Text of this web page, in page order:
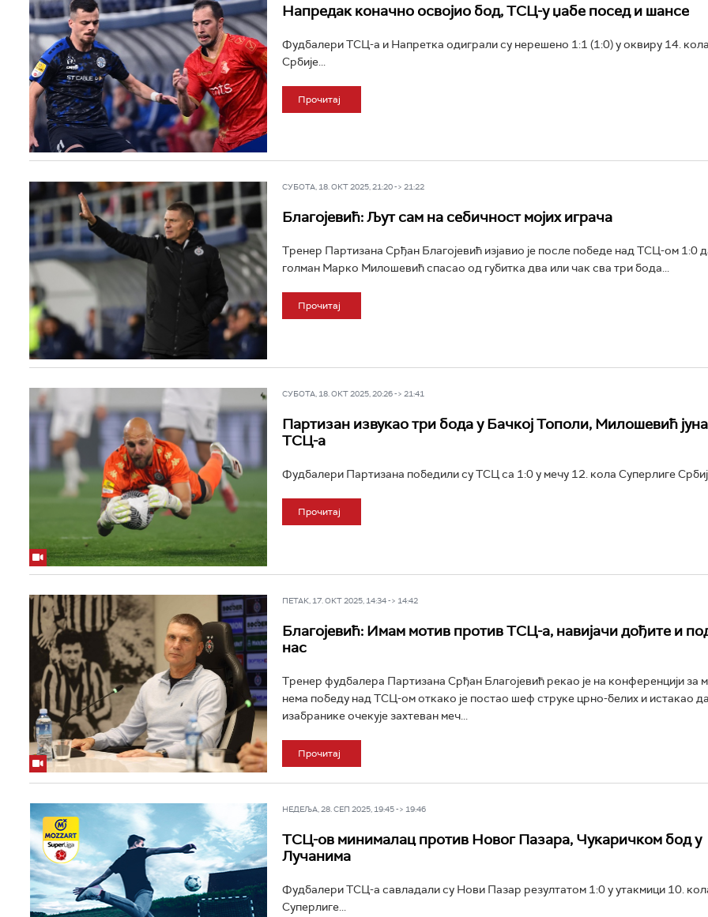
Напредак коначно освојио бод, ТСЦ-у џабе посед и шансе
Фудбалери ТСЦ-а и Напретка одиграли су нерешено 1:1 (1:0) у оквиру 14.
Србије...
Прочитај
СУБОТА, 18. ОКТ 2025, 21:20 -> 21:22
Благојевић: Љут сам на себичност мојих играча
Тренер Партизана Срђан Благојевић изјавио је после победе над ТСЦ-ом 1:0
голман Марко Милошевић спасао од губитка два или чак сва три бода...
Прочитај
СУБОТА, 18. ОКТ 2025, 20:26 -> 21:41
Партизан извукао три бода у Бачкој Тополи, Милошевић
ТСЦ-а
Фудбалери Партизана победили су ТСЦ са 1:0 у мечу 12. кола Суперлиге
Прочитај
ПЕТАК, 17. ОКТ 2025, 14:34 -> 14:42
Благојевић: Имам мотив против ТСЦ-а, навијачи дођите и
нас
Тренер фудбалера Партизана Срђан Благојевић рекао је на конференцији за
нема победу над ТСЦ-ом откако је постао шеф струке црно-белих и истакао
изабранике очекује захтеван меч...
Прочитај
НЕДЕЉА, 28. СЕП 2025, 19:45 -> 19:46
ТСЦ-ов минималац против Новог Пазара, Чукаричком бод у
Лучанима
Фудбалери ТСЦ-а савладали су Нови Пазар резултатом 1:0 у утакмици 10.
Суперлиге...